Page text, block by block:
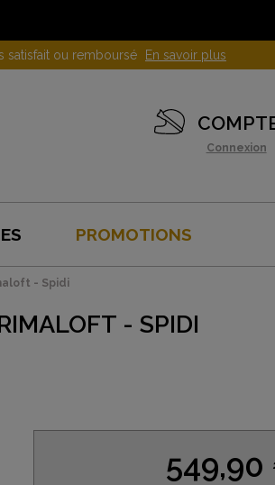
! En savoir plus
Connexion
PROMOTIONS
- Spidi
- SPIDI